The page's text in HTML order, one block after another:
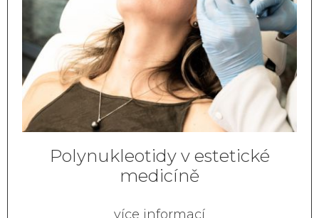
Polynukleotidy v estetické
medicíně
více informací